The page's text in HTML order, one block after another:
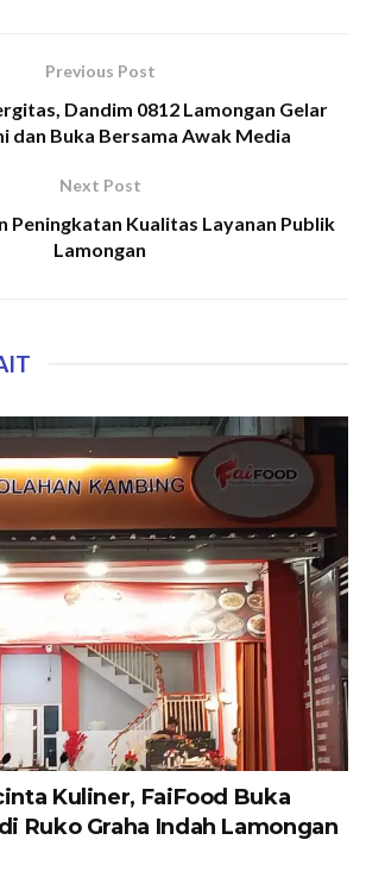
Previous Post
Dandim 0812 Lamongan Gelar
dan Buka Bersama Awak Media
Next Post
Peningkatan Kualitas Layanan Publik
Lamongan
Kuliner, FaiFood Buka
Ruko Graha Indah Lamongan